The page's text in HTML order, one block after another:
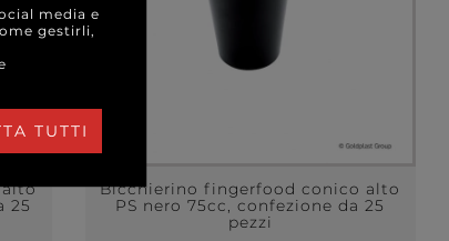
alto
25
Bicchierino fingerfood conico alto
PS nero 75cc, confezione da 25
pezzi
media e
gestirli,
TUTTI